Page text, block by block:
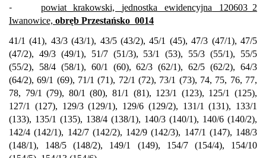
- powiat krakowski,jednostka ewidencyjna 120603_2
Iwanowice, obręb Przestańsko 0014
41/1 (41), 43/3 (43/1), 43/5 (43/2), 45/1 (45), 47/3 (47/1), 47/5
(47/2), 49/3 (49/1), 51/7 (51/3), 53/1 (53), 55/3 (55/1), 55/5
(55/2), 58/4 (58/1), 60/1 (60), 62/3 (62/1), 62/5 (62/2), 64/3
(64/2), 69/1 (69), 71/1 (71), 72/1 (72), 73/1 (73), 74, 75, 76, 77,
78, 79/1 (79), 80/1 (80), 81/1 (81), 123/1 (123), 125/1 (125),
127/1 (127), 129/3 (129/1), 129/6 (129/2), 131/1 (131), 133/1
(133), 135/1 (135), 138/4 (138/1), 140/3 (140/1), 140/6 (140/2),
142/4 (142/1), 142/7 (142/2), 142/9 (142/3), 147/1 (147), 148/3
(148/1), 148/5 (148/2), 149/1 (149), 154/7 (154/4), 154/10